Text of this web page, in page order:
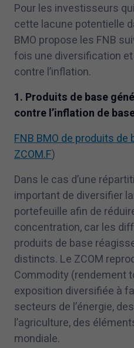
Pour les investisseurs
cette lacune potentielle
BMO propose les FNB
fois une diversification
contre l’inflation.
1. Produits de base
contre l’inflation de
FNB BMO de produits de
ZCOM.F)
Dans le cas d’une
important de diversifier
portefeuille afin de
concentration, car les
produits de base
distincts. Le ZCOM
Commodity (rendement
exposition diversifiée à
secteurs de l’énergie,
l’agriculture, des
mondiale.